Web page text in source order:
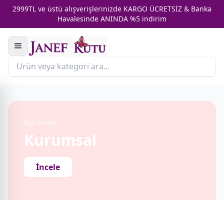
2999TL ve üstü alışverişlerinizde KARGO ÜCRETSİZ & Banka
Havalesinde ANINDA %5 indirim
Kurumsal
Kurumsal
İncele